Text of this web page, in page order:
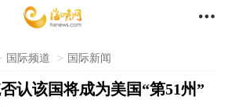

国际频道 > 国际新闻
认该国将成为美国“第51州”